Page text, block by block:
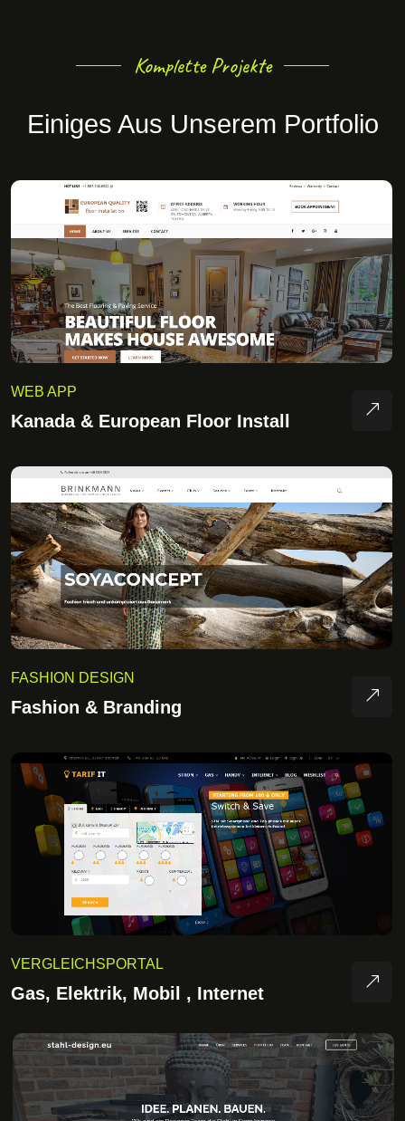
Komplette Projekte
Einiges Aus Unserem Portfolio
WEB APP
Kanada & European Floor Install
FASHION DESIGN
Fashion & Branding
VERGLEICHSPORTAL
Gas, Elektrik, Mobil , Internet